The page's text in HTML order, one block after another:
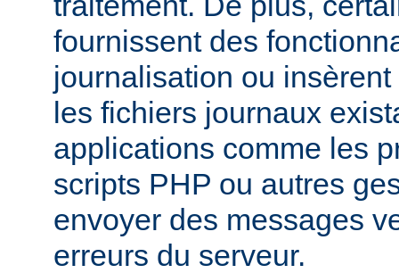
fournissent des
journalisation ou
les fichiers journaux
applications comme les
scripts PHP ou autres
envoyer des messages
erreurs du serveur.